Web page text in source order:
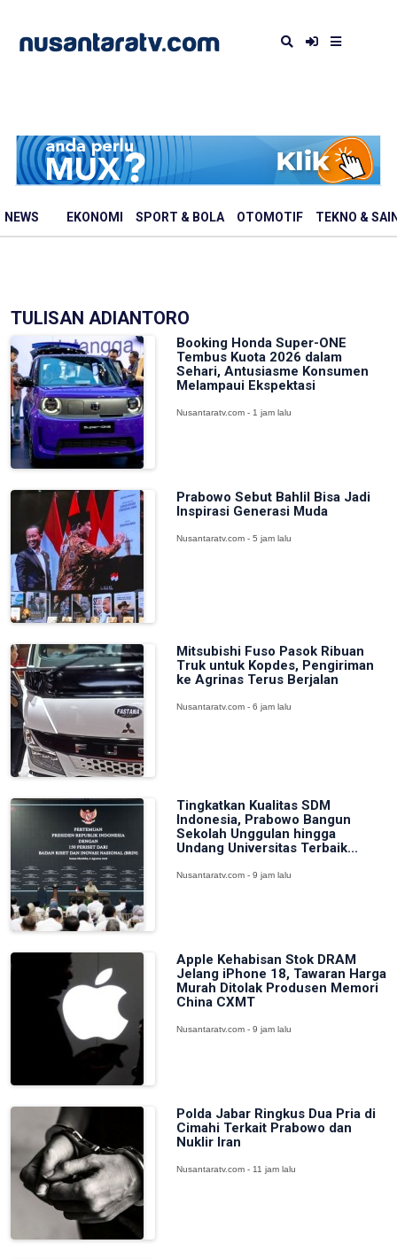
NEWS EKONOMI SPORT & BOLA OTOMOTIF TEKNO &
TULISAN ADIANTORO
Booking Honda Super-ONE
Tembus Kuota 2026 dalam
Sehari, Antusiasme Konsumen
Melampaui Ekspektasi
Nusantaratv.com - 1 jam lalu
Prabowo Sebut Bahlil Bisa Jadi
Inspirasi Generasi Muda
Nusantaratv.com - 5 jam lalu
Mitsubishi Fuso Pasok Ribuan
Truk untuk Kopdes, Pengiriman
ke Agrinas Terus Berjalan
Nusantaratv.com - 6 jam lalu
Tingkatkan Kualitas SDM
Indonesia, Prabowo Bangun
Sekolah Unggulan hingga
Undang Universitas Terbaik...
Nusantaratv.com - 9 jam lalu
Apple Kehabisan Stok DRAM
Jelang iPhone 18, Tawaran Harga
Murah Ditolak Produsen Memori
China CXMT
Nusantaratv.com - 9 jam lalu
Polda Jabar Ringkus Dua Pria di
Cimahi Terkait Prabowo dan
Nuklir Iran
Nusantaratv.com - 11 jam lalu